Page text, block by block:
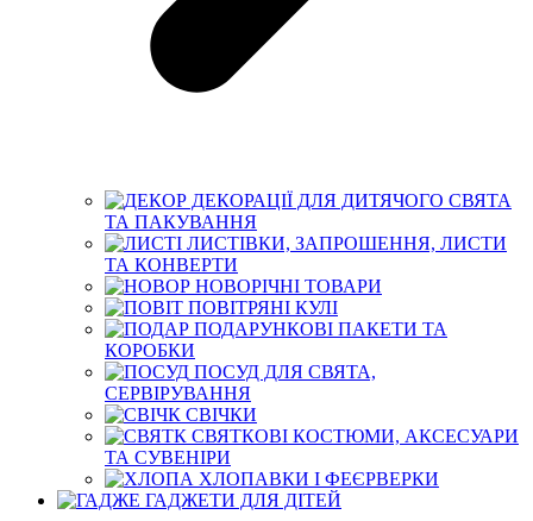
ДЕКОРАЦІЇ ДЛЯ ДИТЯЧОГО СВЯТА
ТА ПАКУВАННЯ
ЛИСТІВКИ, ЗАПРОШЕННЯ, ЛИСТИ
ТА КОНВЕРТИ
НОВОРІЧНІ ТОВАРИ
ПОВІТРЯНІ КУЛІ
ПОДАРУНКОВІ ПАКЕТИ ТА
КОРОБКИ
ПОСУД ДЛЯ СВЯТА,
СЕРВІРУВАННЯ
СВІЧКИ
СВЯТКОВІ КОСТЮМИ, АКСЕСУАРИ
ТА СУВЕНІРИ
ХЛОПАВКИ І ФЕЄРВЕРКИ
ГАДЖЕТИ ДЛЯ ДІТЕЙ